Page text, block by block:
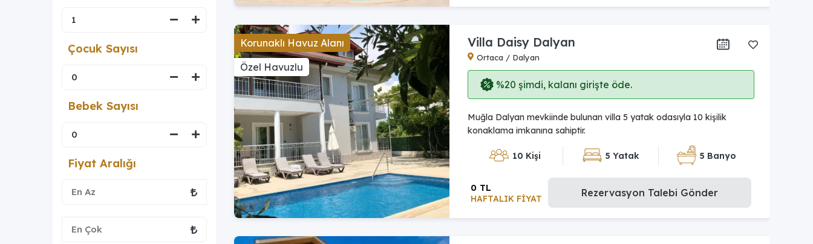
Çocuk Sayısı
Bebek Sayısı
Fiyat Aralığı
Korunaklı Havuz Alanı
Özel Havuzlu
Villa Daisy Dalyan
Ortaca / Dalyan
%20 şimdi, kalanı girişte öde.
Muğla Dalyan mevkiinde bulunan villa 5 yatak odasıyla 10 kişilik
konaklama imkanına sahiptir.
10 Kişi 5 Yatak 5 Banyo
HAFTALIK FİYAT
0 TL Rezervasyon Talebi Gönder